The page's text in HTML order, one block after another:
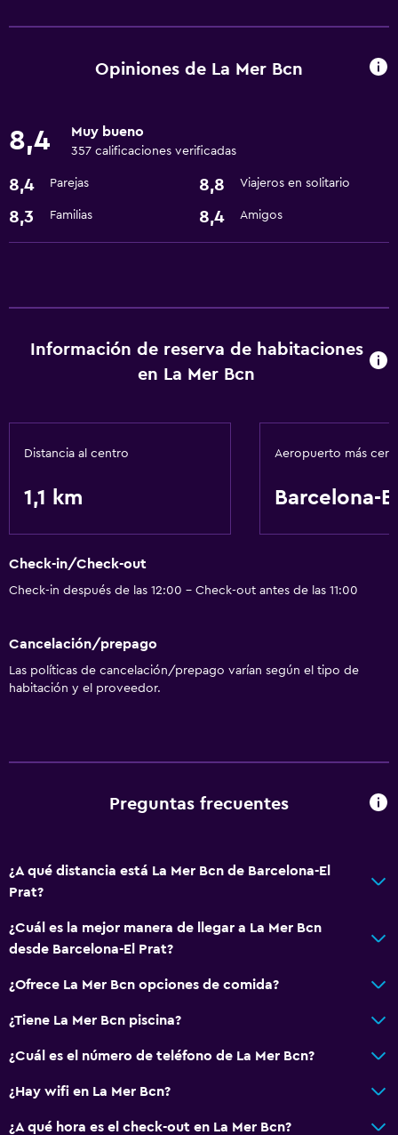
Wifi gratis
Ecoturismo
Acceso a la playa
Zona de trabajo
Comedor
Bar/lounge
Limpieza diaria
Piscina
Opiniones de La Mer Bcn
8,4 Muy bueno
357 calificaciones verificadas
8,4 Parejas 8,8 Viajeros en solitario
8,3 Familias 8,4 Amigos
Información de reserva de habitaciones
en La Mer Bcn
Distancia al centro
1,1 km
Aeropuerto más
Barcelona-
Check-in/Check-out
Check-in después de las 12:00 - Check-out antes de las 11:00
Cancelación/prepago
Las políticas de cancelación/prepago varían según el tipo de
habitación y el proveedor.
Preguntas frecuentes
¿A qué distancia está La Mer Bcn de Barcelona-El
Prat?
¿Cuál es la mejor manera de llegar a La Mer Bcn
desde Barcelona-El Prat?
¿Ofrece La Mer Bcn opciones de comida?
¿Tiene La Mer Bcn piscina?
¿Cuál es el número de teléfono de La Mer Bcn?
¿Hay wifi en La Mer Bcn?
¿A qué hora es el check-out en La Mer Bcn?